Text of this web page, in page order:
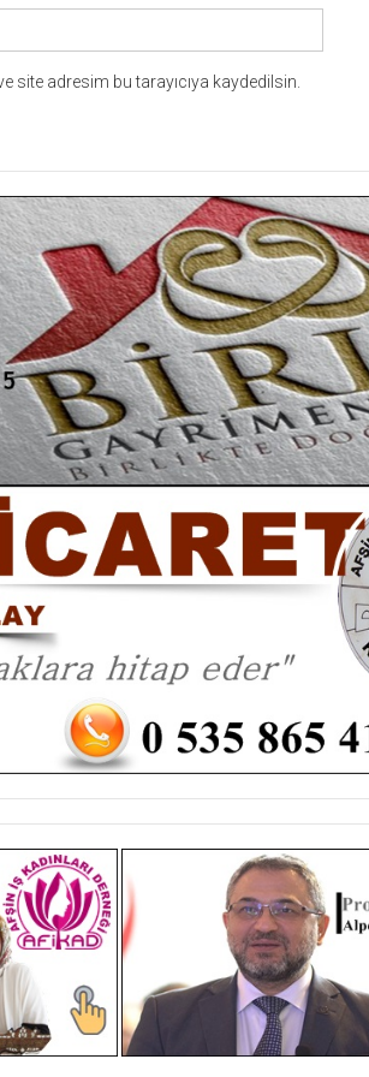
site adresim bu tarayıcıya kaydedilsin.